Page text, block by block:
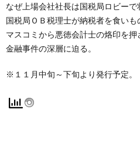
なぜ上場会社社長は国税局ロビーで
国税局ＯＢ税理士が納税者を食い
マスコミから悪徳会計士の烙印を
金融事件の深層に迫る。
※１１月中旬～下旬より発行予定。